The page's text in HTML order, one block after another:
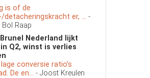
is of de
detacheringskracht er, ... -
Bol Raap
Nederland lijkt
Q2, winst is verlies
conversie ratio’s
De en... - Joost Kreulen